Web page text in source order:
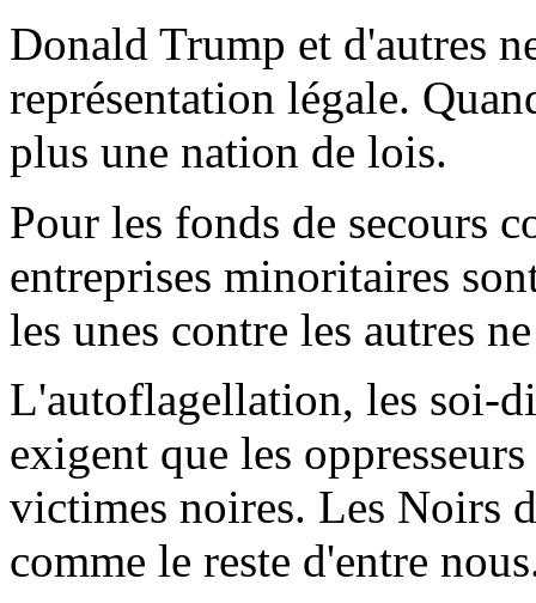
Donald Trump et d'autres
représentation légale.
plus une nation de lois.
Pour les fonds de secours
entreprises minoritaires
les unes contre les autres
L'autoflagellation, les soi-
exigent que les
victimes noires. Les Noirs
comme le reste d'entre